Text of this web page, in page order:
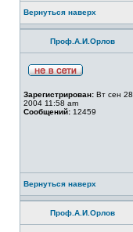
Вернуться наверх
Проф.А.И.Орлов
Зарегистрирован: Вт сен 28,
2004 11:58 am
Сообщений: 12459
Вернуться наверх
Проф.А.И.Орлов